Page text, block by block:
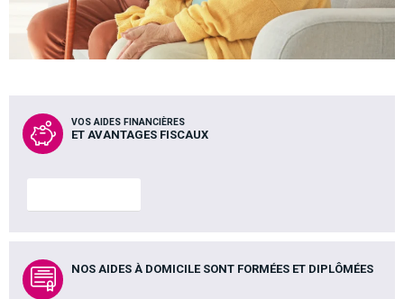
VOS AIDES FINANCIÈRES
ET AVANTAGES FISCAUX
NOS AIDES À DOMICILE SONT FORMÉES ET DIPLÔMÉES